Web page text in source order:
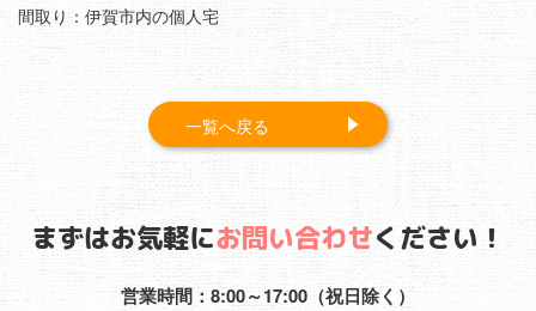
間取り：伊賀市内の個人宅
一覧へ戻る
まずはお気軽にお問い合わせください！
営業時間：8:00～17:00（祝日除く）